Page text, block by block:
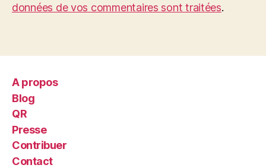
données de vos commentaires sont traitées.
A propos
Blog
QR
Presse
Contribuer
Contact